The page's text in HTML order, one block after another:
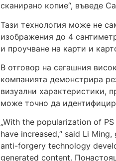
сканирано копие“, въведе
Тази технология може не
изображения до 4
и проучване на карти и
В отговор на сегашния
компанията демонстрира
визуални характеристики,
може точно да
„With the popularization of
have increased,“ said Li
anti-forgery technology
generated content.